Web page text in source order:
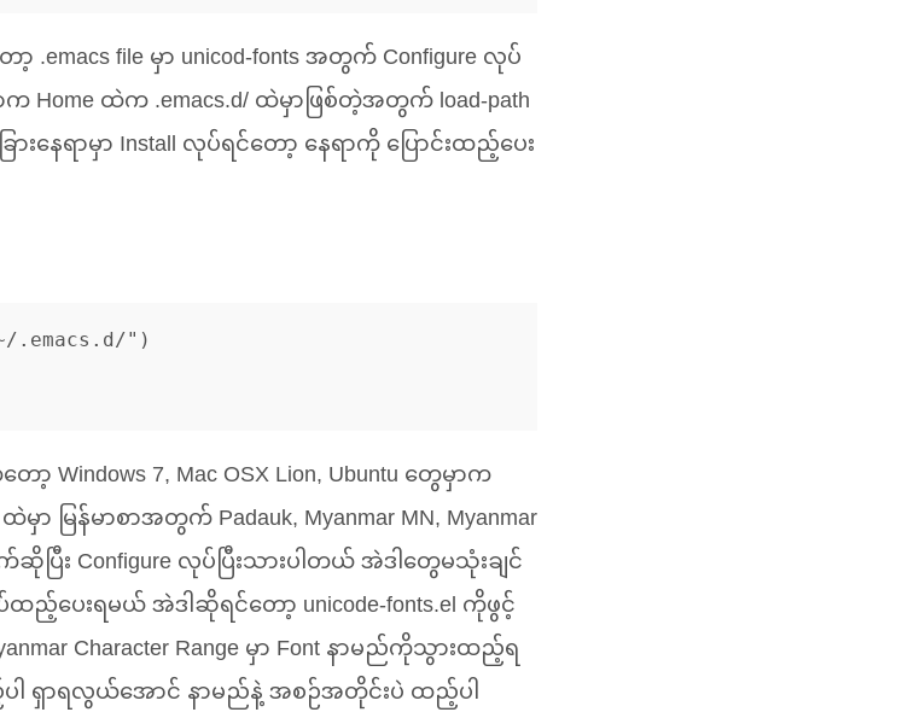
.emacs file မှာ unicod-fonts အတွက် Configure လုပ်
Home ထဲက .emacs.d/ ထဲမှာဖြစ်တဲ့အတွက် load-path
းနေရာမှာ Install လုပ်ရင်တော့ နေရာကို ပြောင်းထည့်ပေး
")
ာ့ Windows 7, MacOSXLion, Ubuntu တွေမှာက
ာ မြန်မာစာအတွက် Padauk, MyanmarMN, Myanmar
ပြီး Configure လုပ်ပြီးသားပါတယ် အဲဒါတွေမသုံးချင်
ပေးရမယ် အဲဒါဆိုရင်တော့ unicode-fonts.el ကိုဖွင့်
Character Range မှာ Font နာမည်ကိုသွားထည့်ရ
ါ ရှာရလွယ်အောင် နာမည်နဲ့ အစဉ်အတိုင်းပဲ ထည့်ပါ